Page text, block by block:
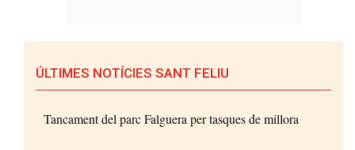
ÚLTIMES NOTÍCIES SANT FELIU
Tancament del parc Falguera per tasques de millora